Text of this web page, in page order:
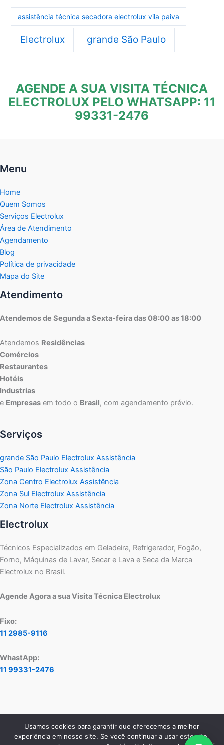
assistência técnica secadora electrolux vila paiva
Electrolux grande São Paulo
AGENDE A SUA VISITA TÉCNICA
ELECTROLUX PELO WHATSAPP: 11
99331-2476
Menu
Home
Quem Somos
Serviços Electrolux
Área de Atendimento
Agendamento
Blog
Política de privacidade
Mapa do Site
Atendimento
Atendemos de Segunda a Sexta-feira das 08:00 as 18:00
Atendemos Residências
Comércios
Restaurantes
Hotéis
Industrias
e Empresas em todo o Brasil, com agendamento prévio.
Serviços
grande São Paulo Electrolux Assistência
São Paulo Electrolux Assistência
Zona Centro Electrolux Assistência
Zona Sul Electrolux Assistência
Zona Norte Electrolux Assistência
Electrolux
Técnicos Especializados em Geladeira, Refrigerador, Fogão,
Forno, Máquinas de Lavar, Secar e Lava e Seca da Marca
Electrolux no Brasil.
Agende Agora a sua Visita Técnica Electrolux
Fixo:
11 2985-9116
WhastApp:
11 99331-2476
Copyright © 2026 Assistência Técnica Electrolux - Central de
Usamos cookies para garantir que oferecemos a melhor
experiência em nosso site. Se você continuar a usar este site,